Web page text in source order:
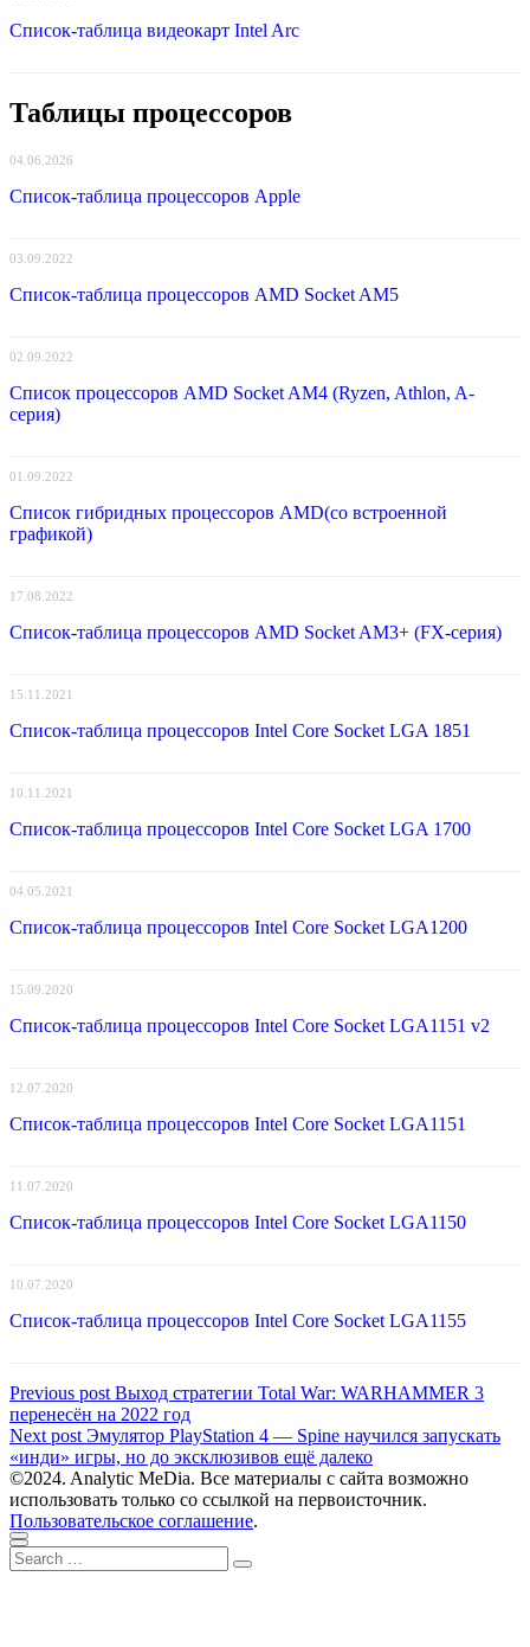
Список-таблица видеокарт Intel Arc
Таблицы процессоров
04.06.2026
Список-таблица процессоров Apple
03.09.2022
Список-таблица процессоров AMD Socket AM5
02.09.2022
Список процессоров AMD Socket AM4 (Ryzen, Athlon, A-
серия)
01.09.2022
Список гибридных процессоров AMD(со встроенной
графикой)
17.08.2022
Список-таблица процессоров AMD Socket AM3+ (FX-серия)
15.11.2021
Список-таблица процессоров Intel Core Socket LGA 1851
10.11.2021
Список-таблица процессоров Intel Core Socket LGA 1700
04.05.2021
Список-таблица процессоров Intel Core Socket LGA1200
15.09.2020
Список-таблица процессоров Intel Core Socket LGA1151 v2
12.07.2020
Список-таблица процессоров Intel Core Socket LGA1151
11.07.2020
Список-таблица процессоров Intel Core Socket LGA1150
10.07.2020
Список-таблица процессоров Intel Core Socket LGA1155
Навигация
по
записям
Previous post Previous
post:
Выход стратегии Total War: WARHAMMER 3
перенесён на 2022 год
Next post Next
post:
Эмулятор PlayStation 4 — Spine научился запускать
«инди» игры, но до эксклюзивов ещё далеко
©2024. Analytic MeDia. Все материалы с сайта возможно
использовать только со ссылкой на первоисточник.
Пользовательское соглашение.
Scroll
to
Close
Search
for:
Search